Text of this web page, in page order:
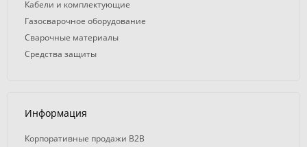
Кабели и комплектующие
Газосварочное оборудование
Сварочные материалы
Средства защиты
Информация
Корпоративные продажи B2B